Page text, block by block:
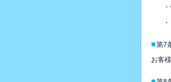
■第7
お客